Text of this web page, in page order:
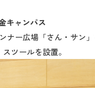
インショップ
キャンパス
ナー広場「さん・サン
ツールを設置。